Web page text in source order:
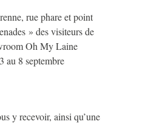
rue phare et point
» des visiteurs de
Oh My Laine
au 8 septembre
y recevoir, ainsi qu’une